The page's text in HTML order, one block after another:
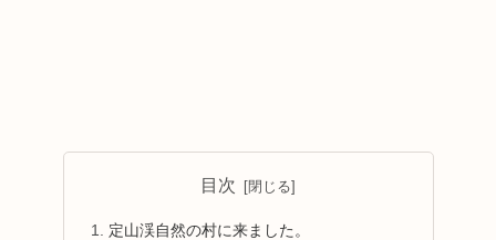
目次
定山渓自然の村に来ました。